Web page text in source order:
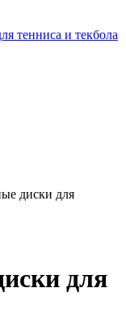
тенниса и текбола
диски для
для